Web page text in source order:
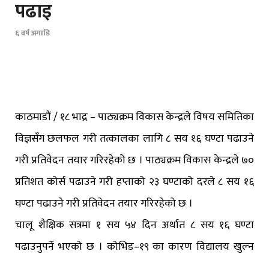
पढाइ
६ वर्ष अगाडि
काठमाडौं / १८ भाद्र – पाठ्यक्रम विकास केन्द्रले विषय समितिका
विज्ञसँग छलफल गरी तत्कालका लागि ८ सय १६ घण्टा पढाउने
गरी प्रतिवेदन तयार गरिरहेको छ । पाठ्यक्रम विकास केन्द्रले ७०
प्रतिशत कोर्स पढाउने गरी हप्ताको २३ घण्टाको दरले ८ सय १६
घण्टा पढाउने गरी प्रतिवेदन तयार गरिरहेको छ ।
चालू शैक्षिक सत्रमा १ सय ५४ दिन अर्थात ८ सय १६ घण्टा
पढाउनुपर्ने भएको छ । कोभिड–१९ का कारण विद्यालय खुल्न